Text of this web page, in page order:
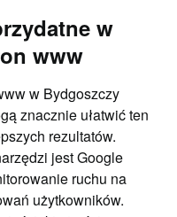
w
www
w Bydgoszczy
znacznie ułatwić ten
rezultatów.
jest Google
ruchu na
użytkowników.